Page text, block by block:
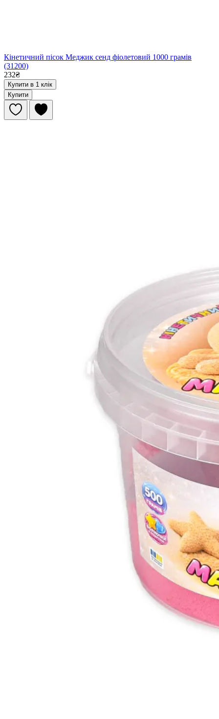
Кінетичний пісок Меджик сенд фіолетовий 1000 грамів
(31200)
232₴
Купити в 1 клік
Купити